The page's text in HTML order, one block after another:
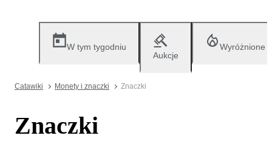
W tym tygodniu
Aukcje
Wyróżnione
Catawiki Monety i znaczki Znaczki
Znaczki